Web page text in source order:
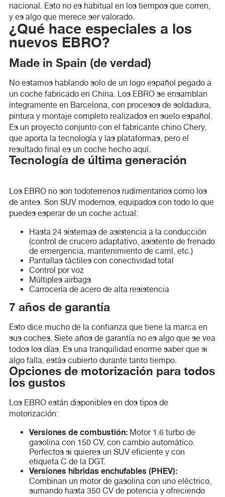
nacional. Esto no es habitual en los tiempos que corren,
y es algo que merece ser valorado.
¿Qué hace especiales a los
nuevos EBRO?
Made in Spain (de verdad)
No estamos hablando solo de un logo español pegado a
un coche fabricado en China. Los EBRO se ensamblan
íntegramente en Barcelona, con procesos de soldadura,
pintura y montaje completo realizados en suelo español.
Es un proyecto conjunto con el fabricante chino Chery,
que aporta la tecnología y las plataformas, pero el
resultado final es un coche hecho aquí.
Tecnología de última generación
Los EBRO no son todoterrenos rudimentarios como los
de antes. Son SUV modernos, equipados con todo lo que
puedes esperar de un coche actual:
Hasta 24 sistemas de asistencia a la conducción
(control de crucero adaptativo, asistente de frenado
de emergencia, mantenimiento de carril, etc.)
Pantallas táctiles con conectividad total
Control por voz
Múltiples airbags
Carrocería de acero de alta resistencia
7 años de garantía
Esto dice mucho de la confianza que tiene la marca en
sus coches. Siete años de garantía no es algo que se vea
todos los días. Es una tranquilidad enorme saber que si
algo falla, estás cubierto durante tanto tiempo.
Opciones de motorización para todos
los gustos
Los EBRO están disponibles en dos tipos de
motorización:
Versiones de combustión:Motor 1.6 turbo de
gasolina con 150 CV, con cambio automático.
Perfectos si quieres un SUV eficiente y con
etiqueta C de la DGT.
Versiones híbridas enchufables (PHEV):
Combinan un motor de gasolina con uno eléctrico,
sumando hasta 350 CV de potencia y ofreciendo